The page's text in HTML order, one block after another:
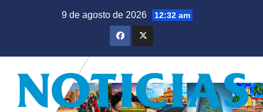
9 de agosto de 2026 12:32 am